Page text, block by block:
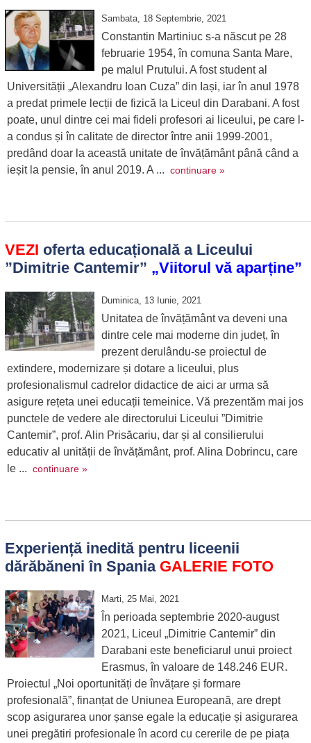
Sambata, 18 Septembrie, 2021
Constantin Martiniuc s-a născut pe 28
februarie 1954, în comuna Santa Mare,
pe malul Prutului. A fost student al
Universității „Alexandru Ioan Cuza” din Iași, iar în anul 1978
a predat primele lecții de fizică la Liceul din Darabani. A fost
poate, unul dintre cei mai fideli profesori ai liceului, pe care l-
a condus și în calitate de director între anii 1999-2001,
predând doar la această unitate de învățământ până când a
ieșit la pensie, în anul 2019. A ... continuare »
VEZI oferta educațională a Liceului
”Dimitrie Cantemir” „Viitorul vă aparține”
Duminica, 13 Iunie, 2021
Unitatea de învățământ va deveni una
dintre cele mai moderne din județ, în
prezent derulându-se proiectul de
extindere, modernizare și dotare a liceului, plus
profesionalismul cadrelor didactice de aici ar urma să
asigure rețeta unei educații temeinice. Vă prezentăm mai jos
punctele de vedere ale directorului Liceului ”Dimitrie
Cantemir”, prof. Alin Prisăcariu, dar și al consilierului
educativ al unității de învățământ, prof. Alina Dobrincu, care
le ... continuare »
Experiență inedită pentru liceenii
dărăbăneni în Spania GALERIE FOTO
Marti, 25 Mai, 2021
În perioada septembrie 2020-august
2021, Liceul „Dimitrie Cantemir” din
Darabani este beneficiarul unui proiect
Erasmus, în valoare de 148.246 EUR.
Proiectul „Noi oportunități de învățare și formare
profesională”, finanțat de Uniunea Europeană, are drept
scop asigurarea unor șanse egale la educație și asigurarea
unei pregătiri profesionale în acord cu cererile de pe piața